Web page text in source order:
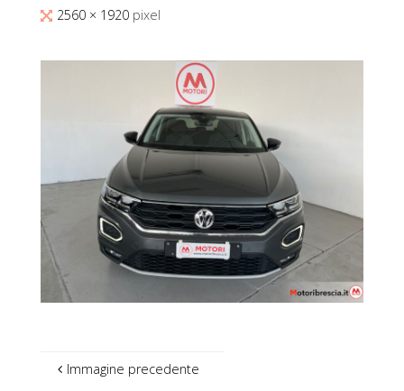
Tutta2560 × 1920 pixel
Immagine precedente